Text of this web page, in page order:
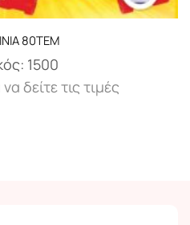
80ΤΕΜ
1500
δείτε τις τιμές